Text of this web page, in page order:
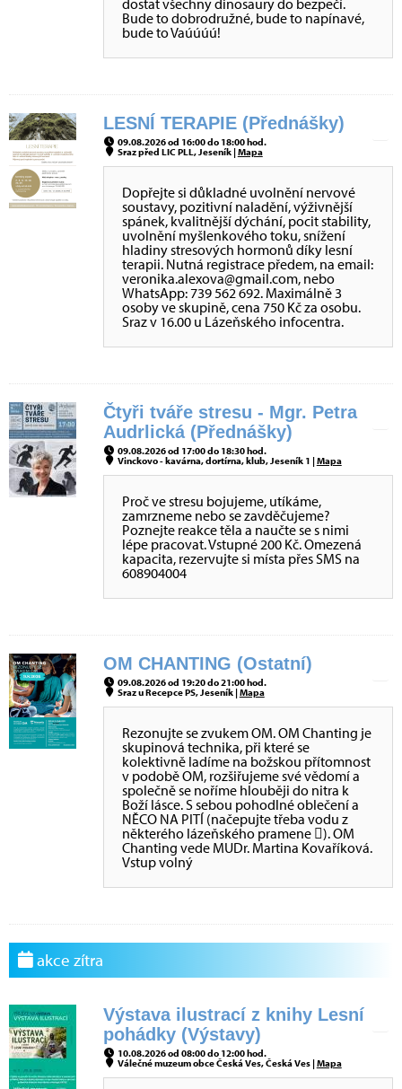
dostat všechny dinosaury do bezpečí.
Bude to dobrodružné, bude to napínavé,
bude to Vaúúúú!
LESNÍ TERAPIE (Přednášky)
09.08.2026 od 16:00 do 18:00 hod.
Sraz před LIC PLL, Jeseník |Mapa
Dopřejte si důkladné uvolnění nervové
soustavy, pozitivní naladění, výživnější
spánek, kvalitnější dýchání, pocit stability,
uvolnění myšlenkového toku, snížení
hladiny stresových hormonů díky lesní
terapii. Nutná registrace předem, na email:
veronika.alexova@gmail.com, nebo
WhatsApp: 739 562 692. Maximálně 3
osoby ve skupině, cena 750 Kč za osobu.
Sraz v 16.00 u Lázeňského infocentra.
Čtyři tváře stresu - Mgr. Petra
Audrlická (Přednášky)
09.08.2026 od 17:00 do 18:30 hod.
Vinckovo - kavárna, dortírna, klub, Jeseník 1 |Mapa
Proč ve stresu bojujeme, utíkáme,
zamrzneme nebo se zavděčujeme?
Poznejte reakce těla a naučte se s nimi
lépe pracovat. Vstupné 200 Kč. Omezená
kapacita, rezervujte si místa přes SMS na
608904004
OM CHANTING (Ostatní)
09.08.2026 od 19:20 do 21:00 hod.
Sraz u Recepce PS, Jeseník |Mapa
Rezonujte se zvukem OM. OM Chanting je
skupinová technika, při které se
kolektivně ladíme na božskou přítomnost
v podobě OM, rozšiřujeme své vědomí a
společně se noříme hlouběji do nitra k
Boží lásce. S sebou pohodlné oblečení a
NĚCO NA PITÍ (načepujte třeba vodu z
některého lázeňského pramene ). OM
Chanting vede MUDr. Martina Kovaříková.
Vstup volný
akce zítra
Výstava ilustrací z knihy Lesní
pohádky (Výstavy)
10.08.2026 od 08:00 do 12:00 hod.
Válečné muzeum obce Česká Ves, Česká Ves |Mapa